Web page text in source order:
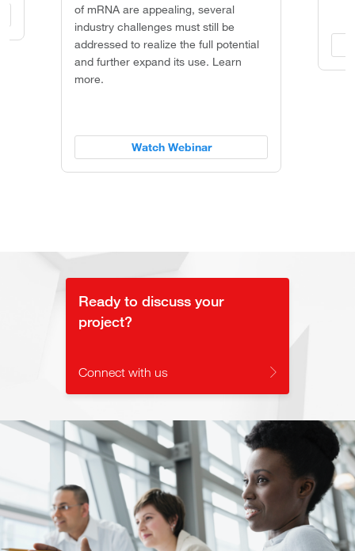
of mRNA are appealing, several
industry challenges must still be
addressed to realize the full potential
and further expand its use. Learn
more.
Watch Webinar
Ready to discuss your
project?
Connect with us